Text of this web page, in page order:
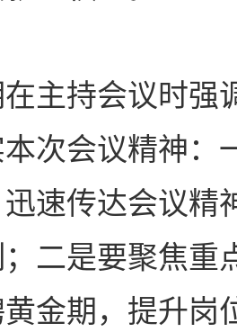
主持会议时强
次会议精神：
速传达会议精
二是要聚焦重
金期，提升岗